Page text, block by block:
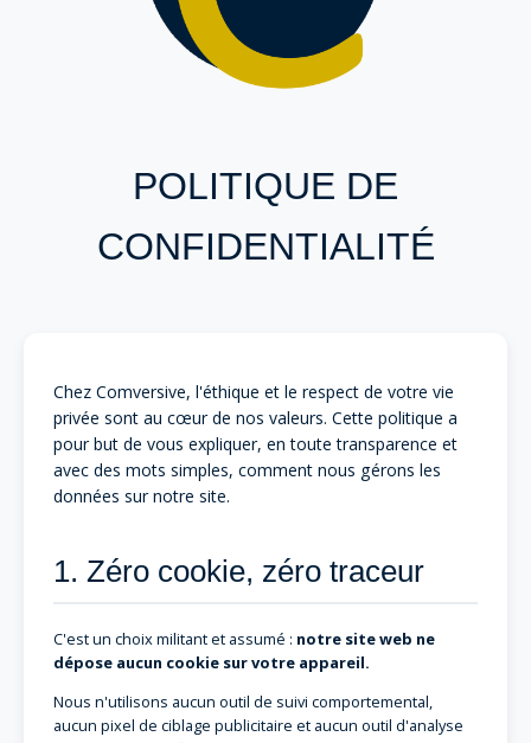
POLITIQUE DE
CONFIDENTIALITÉ
Chez Comversive, l'éthique et le respect de votre vie
privée sont au cœur de nos valeurs. Cette politique a
pour but de vous expliquer, en toute transparence et
avec des mots simples, comment nous gérons les
données sur notre site.
1. Zéro cookie, zéro traceur
C'est un choix militant et assumé : notre site web ne
dépose aucun cookie sur votre appareil.
Nous n'utilisons aucun outil de suivi comportemental,
aucun pixel de ciblage publicitaire et aucun outil d'analyse